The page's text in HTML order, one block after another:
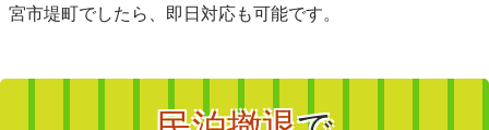
宮市堤町でしたら、即日対応も可能です。